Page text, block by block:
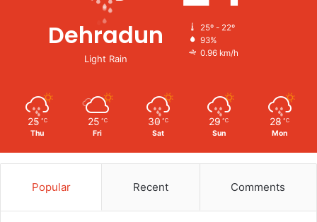
Dehradun
Light Rain
25º - 22º
93%
0.96 km/h
25 ℃
Thu
25 ℃
Fri
30 ℃
Sat
29 ℃
Sun
28 ℃
Mon
Popular Recent Comments